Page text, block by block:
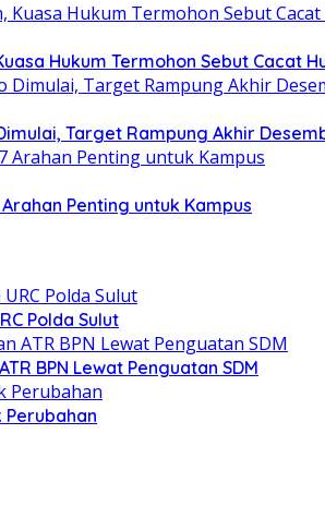
Hukum Termohon Sebut Cacat
Target Rampung Akhir
Penting untuk Kampus
Polda Sulut
BPN Lewat Penguatan SDM